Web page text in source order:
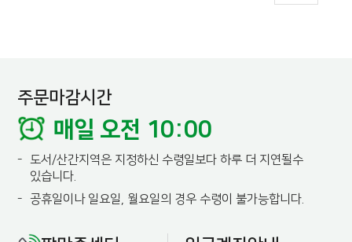
주문마감시간
매일 오전 10:00
-
도서/산간지역은 지정하신 수령일보다 하루 더 지연될수
있습니다.
-
공휴일이나 일요일, 월요일의 경우 수령이 불가능합니다.